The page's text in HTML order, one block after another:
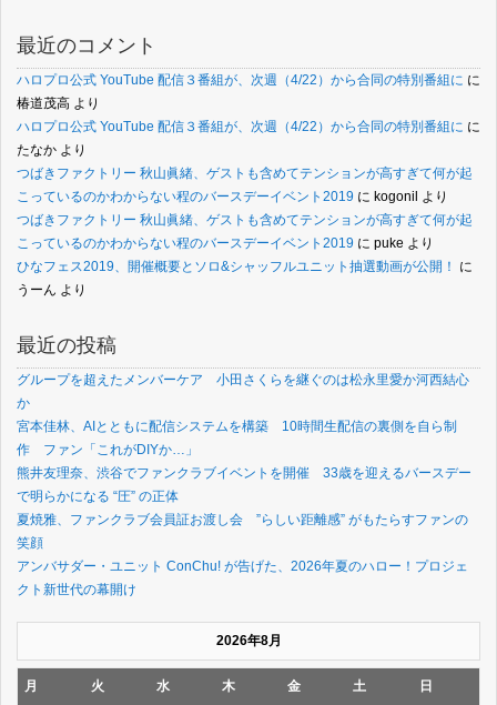
最近のコメント
ハロプロ公式 YouTube 配信３番組が、次週（4/22）から合同の特別番組に に
椿道茂高 より
ハロプロ公式 YouTube 配信３番組が、次週（4/22）から合同の特別番組に に
たなか より
つばきファクトリー 秋山眞緒、ゲストも含めてテンションが高すぎて何が起
こっているのかわからない程のバースデーイベント2019 に kogonil より
つばきファクトリー 秋山眞緒、ゲストも含めてテンションが高すぎて何が起
こっているのかわからない程のバースデーイベント2019 に puke より
ひなフェス2019、開催概要とソロ&シャッフルユニット抽選動画が公開！
に
うーん より
最近の投稿
グループを超えたメンバーケア 小田さくらを継ぐのは松永里愛か河西結心
か
宮本佳林、AIとともに配信システムを構築 10時間生配信の裏側を自ら制
作 ファン「これがDIYか…」
熊井友理奈、渋谷でファンクラブイベントを開催 33歳を迎えるバースデー
で明らかになる “圧” の正体
夏焼雅、ファンクラブ会員証お渡し会 ”らしい距離感” がもたらすファンの
笑顔
アンバサダー・ユニット ConChu! が告げた、2026年夏のハロー！プロジェ
クト新世代の幕開け
2026年8月
月 火 水 木 金 土 日